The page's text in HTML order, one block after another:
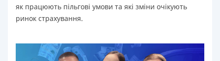
як працюють пільгові умови та які зміни очікують
ринок страхування.